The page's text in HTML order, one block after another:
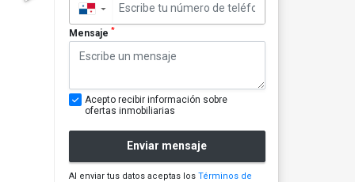
▼
Mensaje *
Acepto recibir información sobre
ofertas inmobiliarias
Enviar mensaje
Al enviar tus datos aceptas los Términos de